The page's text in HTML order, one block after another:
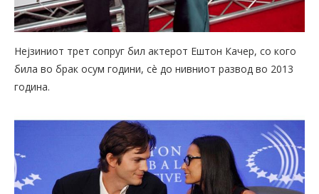
Нејзиниот трет сопруг бил актерот Ештон Качер, со кого
била во брак осум години, сè до нивниот развод во 2013
година.